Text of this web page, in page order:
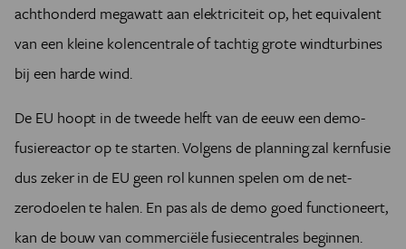
achthonderd megawatt aan elektriciteit op, het equivalent
van een kleine kolencentrale of tachtig grote windturbines
bij een harde wind.
De EU hoopt in de tweede helft van de eeuw een demo-
fusiereactor op te starten. Volgens de planning zal kernfusie
dus zeker in de EU geen rol kunnen spelen om de net-
zerodoelen te halen. En pas als de demo goed functioneert,
kan de bouw van commerciële fusiecentrales beginnen.